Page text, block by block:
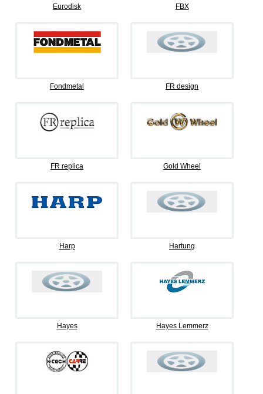
Eurodisk FBX
Fondmetal FR design
FR replica Gold Wheel
Harp Hartung
Hayes Hayes Lemmerz